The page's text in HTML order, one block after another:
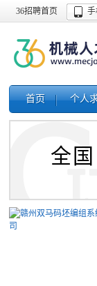
36招聘首页 手
首页 个人
全国